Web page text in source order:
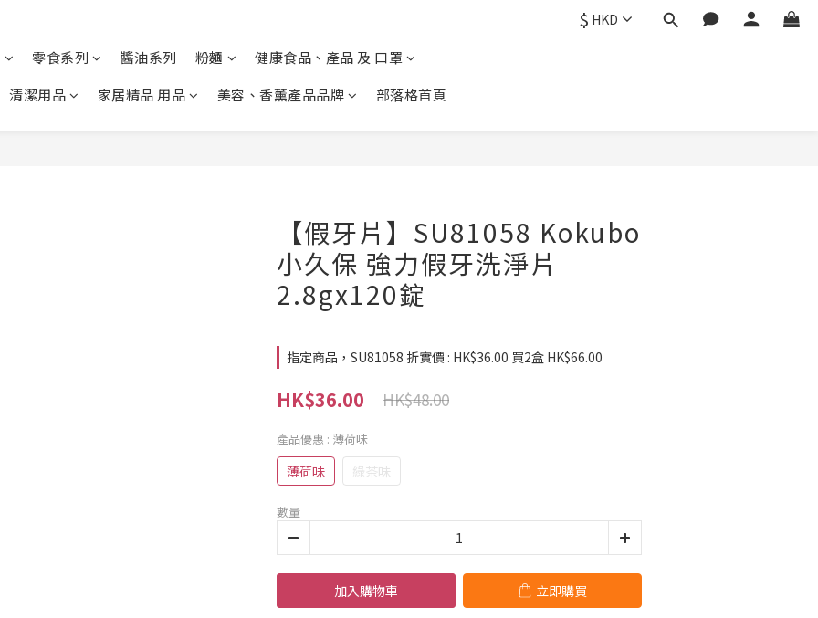
$ HKD
零食系列 醬油系列 粉麵
健康食品、產品 及 口罩
清潔用品
家居精品 用品 美容、香薰產品品牌 部落格首頁
【假牙片】SU81058 Kokubo
小久保 強力假牙洗淨片
2.8gx120錠
指定商品，SU81058 折實價 : HK$36.00 買2盒 HK$66.00
HK$36.00 HK$48.00
產品優惠 : 薄荷味
薄荷味 綠茶味
數量
加入購物車 立即購買